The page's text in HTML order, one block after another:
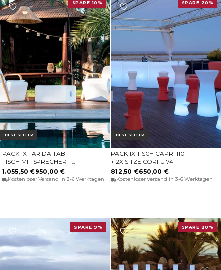
BEST-SELLER
SPARE 10%
IN DEN WARENKORB
PACK 1X TARIDA TAB
TISCH MIT SPRECHER +
2X TARIDA SIT ARMS SITZ
(MIT ARMLEHNEN)
1.055,50 €950,00 €
Kostenloser Versand in 3-6 Werktagen
BEST-SELLER
SPARE 20%
IN DEN WARENKORB
PACK 1X TISCH CAPRI 110
+ 2X SITZE CORFU 74
812,50 €650,00 €
Kostenloser Versand in 3-6 Werktagen
SPARE 9% SPARE 20%